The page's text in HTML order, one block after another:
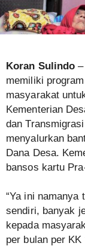
Koran Sulindo
memiliki
masyarakat
Kementerian
dan
menyalurkan
Dana Desa.
bansos kartu
“Ya ini namanya
sendiri, banyak
kepada
per bulan per